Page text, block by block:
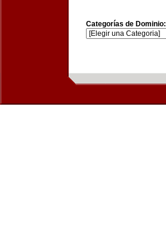
Categorías de Dominio: